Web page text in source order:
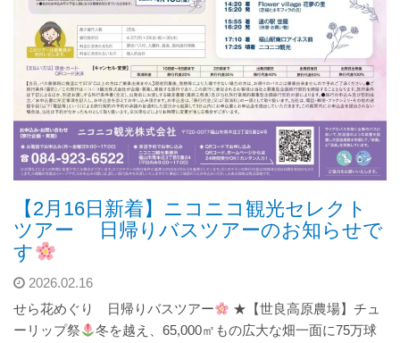
【2月16日新着】ニコニコ観光セレクト
ツアー 日帰りバスツアーのお知らせで
す
2026.02.16
せら花めぐり 日帰りバスツアー
★【世良高原農場】チュ
ーリップ祭
冬を越え、65,000㎡もの広大な畑一面に75万球